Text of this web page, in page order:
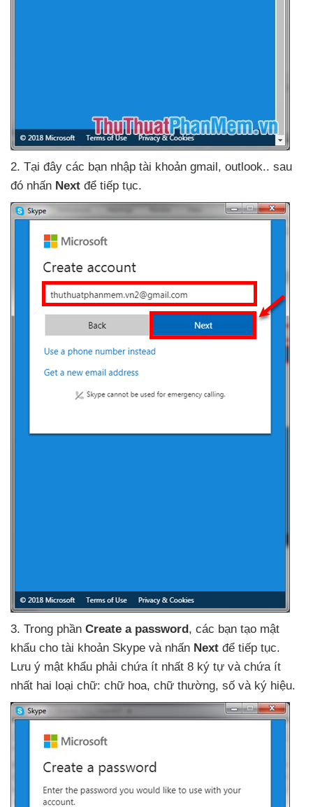
2. Tại đây các bạn nhập tài khoản gmail, outlook.. sau
đó nhấn Next để tiếp tục.
3. Trong phần Create a password, các bạn tạo mật
khẩu cho tài khoản Skype và nhấn Next để tiếp tục.
Lưu ý mật khẩu phải chứa ít nhất 8 ký tự và chứa ít
nhất hai loại chữ: chữ hoa, chữ thường, số và ký hiệu.